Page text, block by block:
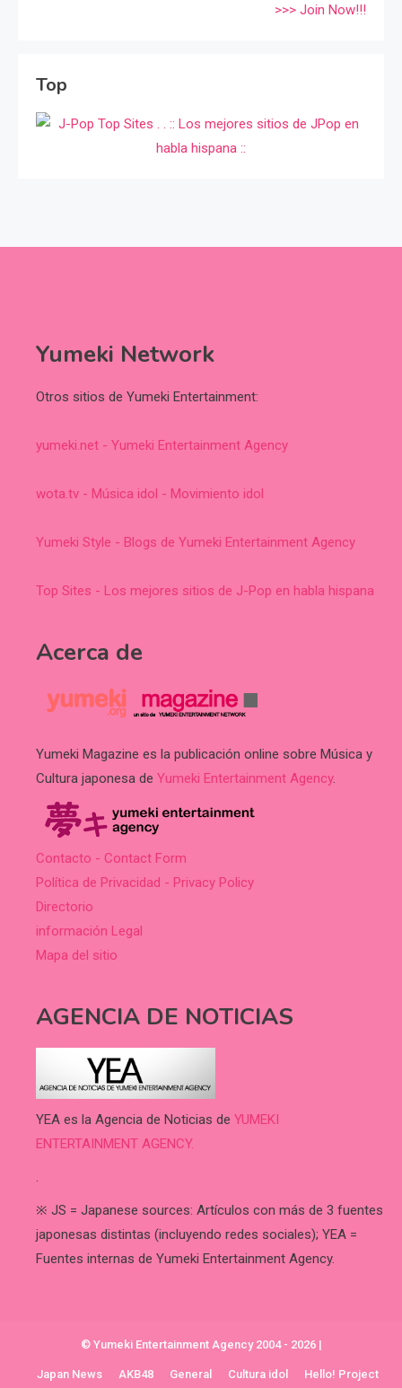
>>> Join Now!!!
Top
Yumeki Network
Otros sitios de Yumeki Entertainment:
yumeki.net - Yumeki Entertainment Agency
wota.tv - Música idol - Movimiento idol
Yumeki Style - Blogs de Yumeki Entertainment Agency
Top Sites - Los mejores sitios de J-Pop en habla hispana
Acerca de
Yumeki Magazine es la publicación online sobre Música y
Cultura japonesa de Yumeki Entertainment Agency.
Contacto - Contact Form
Política de Privacidad - Privacy Policy
Directorio
información Legal
Mapa del sitio
AGENCIA DE NOTICIAS
YEA es la Agencia de Noticias de YUMEKI
ENTERTAINMENT AGENCY.
.
※ JS = Japanese sources: Artículos con más de 3 fuentes
japonesas distintas (incluyendo redes sociales); YEA =
Fuentes internas de Yumeki Entertainment Agency.
© Yumeki Entertainment Agency 2004 - 2026 |
Japan News AKB48 General Cultura idol Hello! Project